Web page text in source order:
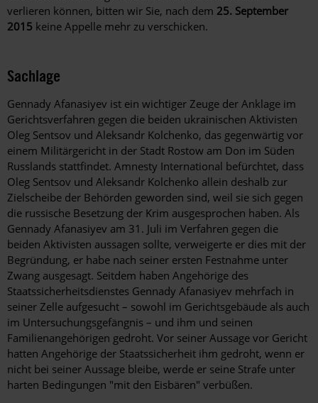
verlieren können, bitten wir Sie, nach dem 25. September
2015 keine Appelle mehr zu verschicken.
Sachlage
Gennady Afanasiyev ist ein wichtiger Zeuge der Anklage im
Gerichtsverfahren gegen die beiden ukrainischen Aktivisten
Oleg Sentsov und Aleksandr Kolchenko, das gegenwärtig vor
einem Militärgericht in der Stadt Rostow am Don im Süden
Russlands stattfindet. Amnesty International befürchtet, dass
Oleg Sentsov und Aleksandr Kolchenko allein deshalb zur
Zielscheibe der Behörden geworden sind, weil sie sich gegen
die russische Besetzung der Krim ausgesprochen haben. Als
Gennady Afanasiyev am 31. Juli im Verfahren gegen die
beiden Aktivisten aussagen sollte, verweigerte er dies mit der
Begründung, er habe nach seiner ersten Festnahme unter
Zwang ausgesagt. Seitdem haben Angehörige des
Staatssicherheitsdienstes Gennady Afanasiyev mehrfach in
seiner Zelle aufgesucht – sowohl im Gerichtsgebäude als auch
im Untersuchungsgefängnis – und ihm und seinen
Familienangehörigen gedroht. Vor seiner Aussage vor Gericht
hatten Angehörige der Staatssicherheit ihm gedroht, wenn er
nicht bei seiner Aussage bleibe, werde er seine Strafe unter
harten Bedingungen "mit den Eisbären" verbüßen.